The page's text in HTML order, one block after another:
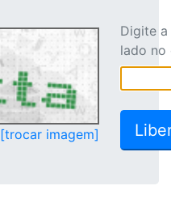
[trocar imagem]
Digite
lado no